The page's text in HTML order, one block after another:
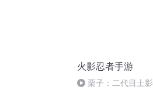
火影忍者手游
栗子：二代目土影